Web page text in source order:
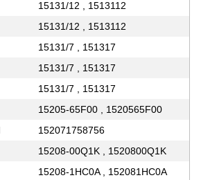
15131/12 , 1513112
15131/12 , 1513112
15131/7 , 151317
15131/7 , 151317
15131/7 , 151317
15205-65F00 , 1520565F00
152071758756
15208-00Q1K , 1520800Q1K
15208-1HC0A , 152081HC0A